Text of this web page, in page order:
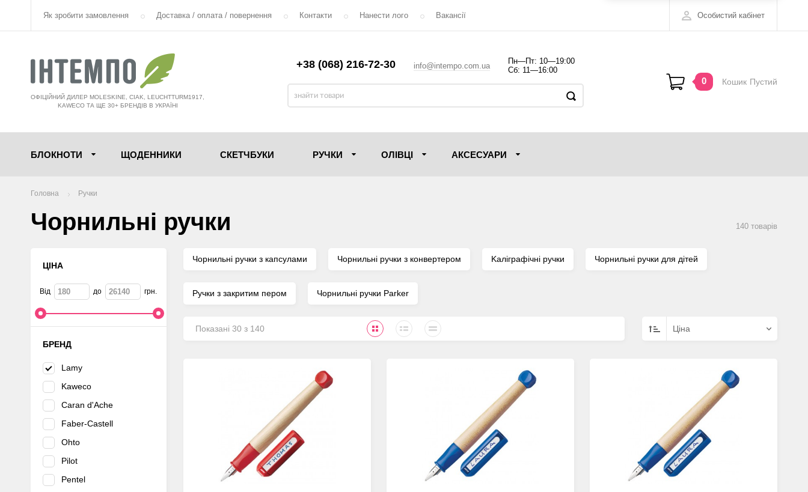
Як зробити замовлення Доставка / оплата / повернення Контакти Нанести лого Вакансії Особистий кабінет
ОФІЦІЙНИЙ ДИЛЕР MOLESKINE, CIAK, LEUCHTTURM1917,
KAWECO ТА ЩЕ 30+ БРЕНДІВ В УКРАЇНІ
+38 (068) 216-72-30 info@intempo.com.ua
Пн—Пт: 10—19:00
Сб: 11—16:00
0 Кошик Пустий
БЛОКНОТИ ЩОДЕННИКИ СКЕТЧБУКИ РУЧКИ ОЛIВЦI АКСЕСУАРИ
Головна Ручки
Чорнильні ручки 140 товарiв
ЦІНА
Від до грн.
БРЕНД
Lamy
Kaweco
Caran d'Ache
Faber-Castell
Ohto
Pilot
Pentel
Чорнильні ручки з капсулами Чорнильні ручки з конвертером Kаліграфічні ручки Чорнильні ручки для дітей
Ручки з закритим пером Чорнильні ручки Parker
Показанi 30 з 140 Цiна